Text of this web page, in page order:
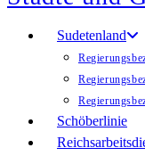
durchsuchen
Sudetenland
Schöberlinie